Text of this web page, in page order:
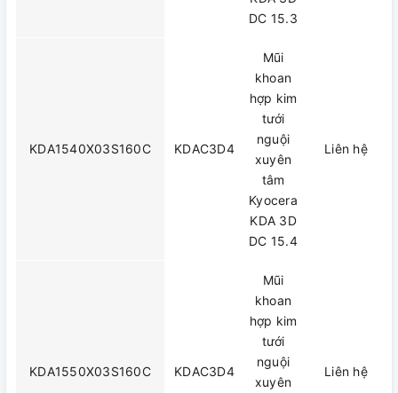
DC 15.3
KDA1540X03S160C KDAC3D4
Mũi
khoan
hợp kim
tưới
nguội
xuyên
tâm
Kyocera
KDA 3D
DC 15.4
Liên hệ
KDA1550X03S160C KDAC3D4
Mũi
khoan
hợp kim
tưới
nguội
xuyên
Liên hệ